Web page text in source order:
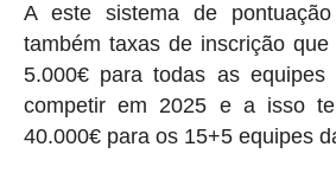
A este sistema de
também taxas de inscrição
5.000€ para todas as equipes
competir em 2025 e a isso
40.000€ para os 15+5 equipes